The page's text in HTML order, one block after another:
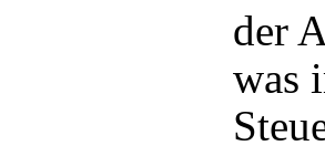
der
was